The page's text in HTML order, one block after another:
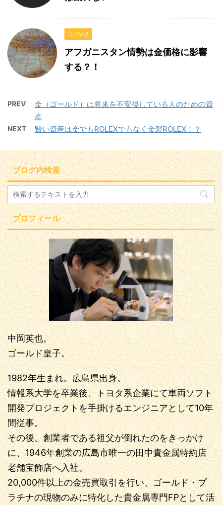
つぶやき
アフガニスタン情勢は金価格に影響
する？！
PREV
金（ゴールド）は将来を不安視している人のための資
産
NEXT 賢い資産は金でもROLEXでもなく金製ROLEX！？
ブログ内検索
プロフィール
中岡英也。
ゴールド皇子。
1982年生まれ。広島県出身。
情報系大学を卒業後、トヨタ系企業にて車両ソフト
開発プロジェクトを手掛けるエンジニアとして10年
間従事。
その後、創業者である祖父が倒れたのをきっかけ
に、1946年創業の広島市唯一の田中貴金属特約店
老舗宝飾店へ入社。
20,000件以上の金売買取引を行い、ゴールド・プ
ラチナの現物のみに特化した貴金属専門FPとして活